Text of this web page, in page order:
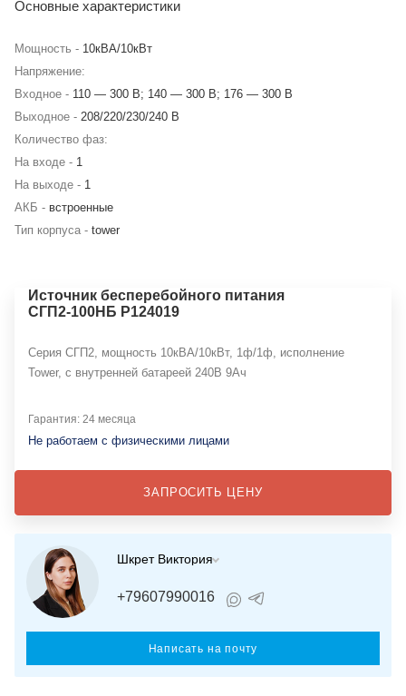
Основные характеристики
Мощность - 10кВА/10кВт
Напряжение:
Входное - 110 — 300 В; 140 — 300 В; 176 — 300 В
Выходное - 208/220/230/240 В
Количество фаз:
На входе - 1
На выходе - 1
АКБ - встроенные
Тип корпуса - tower
Источник бесперебойного питания
СГП2-100НБ Р124019
Серия СГП2, мощность 10кВА/10кВт, 1ф/1ф, исполнение
Tower, с внутренней батареей 240В 9Ач
Гарантия: 24 месяца
Не работаем с физическими лицами
ЗАПРОСИТЬ ЦЕНУ
Шкрет Виктория
+79607990016
Написать на почту